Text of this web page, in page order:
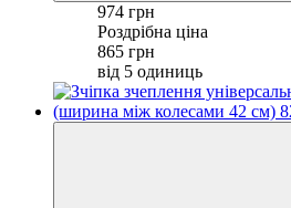
974 грн
Роздрібна ціна
865 грн
від 5 одиниць